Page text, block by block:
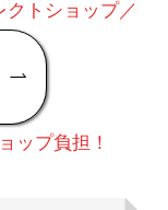
クトショップ／
ップ負担！